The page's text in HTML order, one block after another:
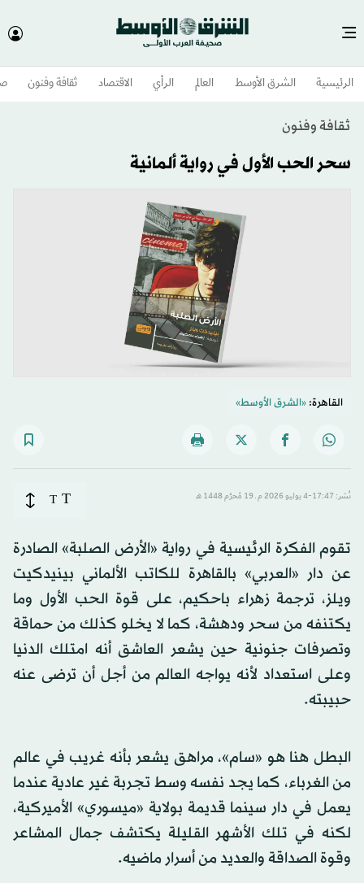
الرئيسية الشرق الأوسط​ العالم الرأي الاقتصاد ثقافة وفنون
ثقافة وفنون
سحر الحب الأول في رواية ألمانية
القاهرة:«الشرق الأوسط»
نُشر: 17:47-4 يوليو 2026 م ـ 19 مُحرَّم 1448 هـ T
T
تقوم الفكرة الرئيسية في رواية «الأرض الصلبة» الصادرة
عن دار «العربي» بالقاهرة للكاتب الألماني بينيدكيت
ويلز، ترجمة زهراء باحكيم، على قوة الحب الأول وما
يكتنفه من سحر ودهشة، كما لا يخلو كذلك من حماقة
وتصرفات جنونية حين يشعر العاشق أنه امتلك الدنيا
وعلى استعداد لأنه يواجه العالم من أجل أن ترضى عنه
حبيبته.
البطل هنا هو «سام»، مراهق يشعر بأنه غريب في عالم
من الغرباء، كما يجد نفسه وسط تجربة غير عادية عندما
يعمل في دار سينما قديمة بولاية «ميسوري» الأميركية،
لكنه في تلك الأشهر القليلة يكتشف جمال المشاعر
وقوة الصداقة والعديد من أسرار ماضيه.